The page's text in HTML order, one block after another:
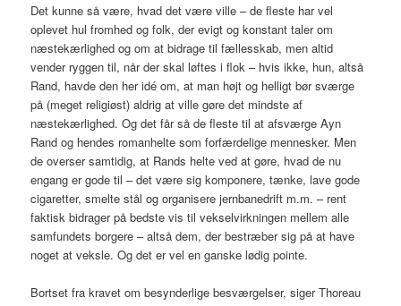
Det kunne så være, hvad det være ville – de fleste har vel
oplevet hul fromhed og folk, der evigt og konstant taler om
næstekærlighed og om at bidrage til fællesskab, men altid
vender ryggen til, når der skal løftes i flok – hvis ikke, hun, altså
Rand, havde den her idé om, at man højt og helligt bør sværge
på (meget religiøst) aldrig at ville gøre det mindste af
næstekærlighed. Og det får så de fleste til at afsværge Ayn
Rand og hendes romanhelte som forfærdelige mennesker. Men
de overser samtidig, at Rands helte ved at gøre, hvad de nu
engang er gode til – det være sig komponere, tænke, lave gode
cigaretter, smelte stål og organisere jernbanedrift m.m. – rent
faktisk bidrager på bedste vis til vekselvirkningen mellem alle
samfundets borgere – altså dem, der bestræber sig på at have
noget at veksle. Og det er vel en ganske lødig pointe.
Bortset fra kravet om besynderlige besværgelser, siger Thoreau